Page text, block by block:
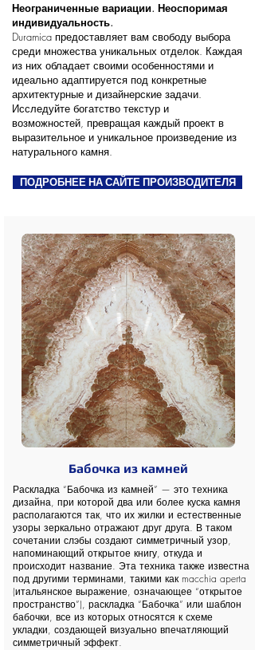
Неограниченные вариации. Неоспоримая
индивидуальность.
Duramica предоставляет вам свободу выбора
среди множества уникальных отделок. Каждая
из них обладает своими особенностями и
идеально адаптируется под конкретные
архитектурные и дизайнерские задачи.
Исследуйте богатство текстур и
возможностей, превращая каждый проект в
выразительное и уникальное произведение из
натурального камня.
ПОДРОБНЕЕ НА САЙТЕ ПРОИЗВОДИТЕЛЯ
Бабочка из камней
Раскладка “Бабочка из камней” — это техника
дизайна, при которой два или более куска камня
располагаются так, что их жилки и естественные
узоры зеркально отражают друг друга. В таком
сочетании слэбы создают симметричный узор,
напоминающий открытое книгу, откуда и
происходит название. Эта техника также известна
под другими терминами, такими как macchia aperta
(итальянское выражение, означающее “открытое
пространство”), раскладка “Бабочка” или шаблон
бабочки, все из которых относятся к схеме
укладки, создающей визуально впечатляющий
симметричный эффект.